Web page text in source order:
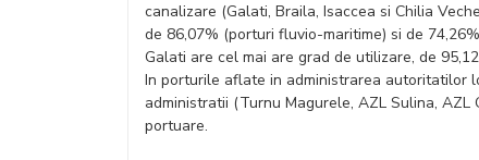
canalizare (Galati, Braila, Isaccea si Chilia
de 86,07% (porturi fluvio-maritime) si de
Galati are cel mai are grad de utilizare, de
In porturile aflate in administrarea autoritatilor
administratii (Turnu Magurele, AZL Sulina,
portuare.